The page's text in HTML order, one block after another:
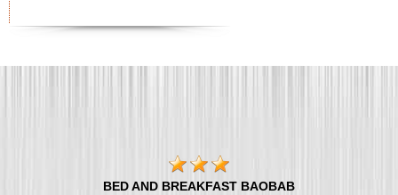
BED AND BREAKFAST BAOBAB